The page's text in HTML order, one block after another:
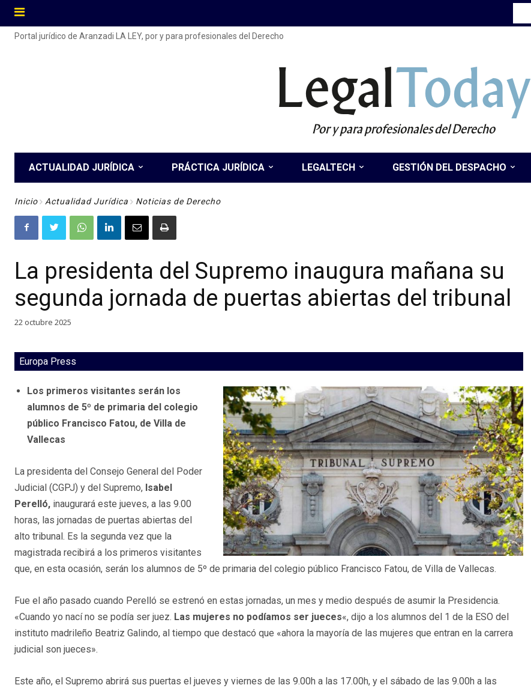
Portal jurídico de Aranzadi LA LEY, por y para profesionales del Derecho
LegalToday
Por y para profesionales del Derecho
ACTUALIDAD JURÍDICA PRÁCTICA JURÍDICA LEGALTECH GESTIÓN DEL DESPACHO
Inicio Actualidad Jurídica Noticias de Derecho
La presidenta del Supremo inaugura mañana su
segunda jornada de puertas abiertas del tribunal
22 octubre 2025
Europa Press
Los primeros visitantes serán los
alumnos de 5º de primaria del colegio
público Francisco Fatou, de Villa de
Vallecas
La presidenta del Consejo General del Poder
Judicial (CGPJ) y del Supremo, Isabel
Perelló, inaugurará este jueves, a las 9.00
horas, las jornadas de puertas abiertas del
alto tribunal. Es la segunda vez que la
magistrada recibirá a los primeros visitantes
que, en esta ocasión, serán los alumnos de 5º de primaria del colegio público Francisco Fatou, de Villa de Vallecas.
Fue el año pasado cuando Perelló se estrenó en estas jornadas, un mes y medio después de asumir la Presidencia.
«Cuando yo nací no se podía ser juez. Las mujeres no podíamos ser jueces«, dijo a los alumnos del 1 de la ESO del
instituto madrileño Beatriz Galindo, al tiempo que destacó que «ahora la mayoría de las mujeres que entran en la carrera
judicial son jueces».
Este año, el Supremo abrirá sus puertas el jueves y viernes de las 9.00h a las 17.00h, y el sábado de las 9.00h a las